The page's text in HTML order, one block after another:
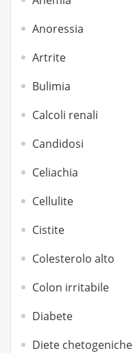
Anoressia
Artrite
Bulimia
Calcoli renali
Candidosi
Celiachia
Cellulite
Cistite
Colesterolo alto
Colon irritabile
Diabete
Diete chetogeniche